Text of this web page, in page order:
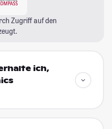
Zugriff auf den
ich,